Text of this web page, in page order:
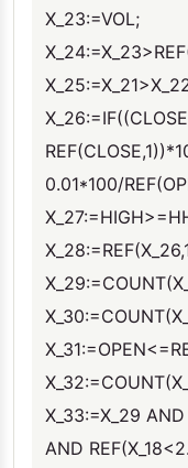
X_23:=VOL;
0.01*100/
X_33:=X_29
AND